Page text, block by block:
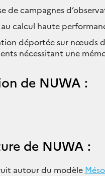
de campagnes
calcul haute
déportée sur nœuds
nécessitant une
de NUWA :
de NUWA :
autour du modèle